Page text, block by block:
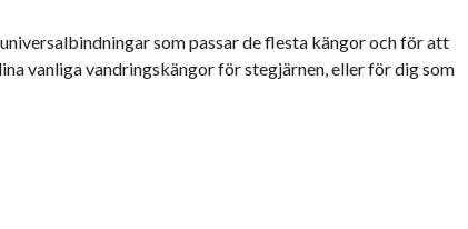
som passar de flesta kängor och för att
vanliga vandringskängor för stegjärnen, eller för dig som